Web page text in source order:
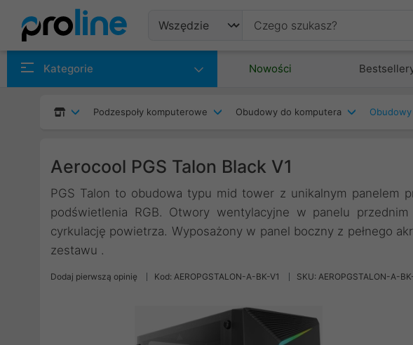
Kategorie Nowości
Podzespoły komputerowe Obudowy do komputera
Aerocool PGS Talon Black V1
PGS Talon to obudowa typu mid tower z unikalnym panelem
podświetlenia RGB. Otwory wentylacyjne w panelu
cyrkulację powietrza. Wyposażony w panel boczny z pełnego
zestawu .
Dodaj pierwszą opinię Kod: AEROPGSTALON-A-BK-V1 SKU: AEROPGSTALON-A-